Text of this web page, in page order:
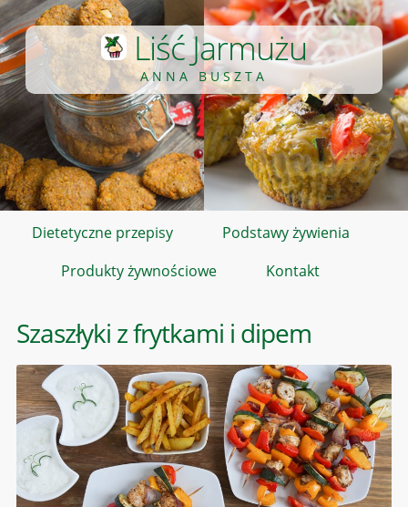
Liść Jarmużu
ANNA BUSZTA
Dietetyczne przepisy
Podstawy żywienia
Produkty żywnościowe
Kontakt
Szaszłyki z frytkami i dipem